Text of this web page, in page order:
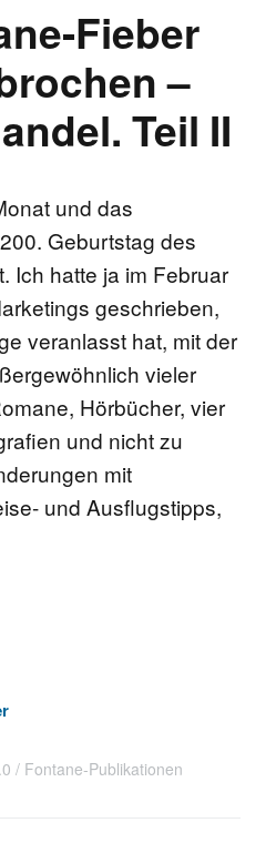
Fieber
–
Teil II
und das
Geburtstag des
Ich hatte ja im Februar
geschrieben,
veranlasst hat, mit der
vieler
Hörbücher, vier
und nicht zu
mit
und Ausflugstipps,
Fontane-Publikationen